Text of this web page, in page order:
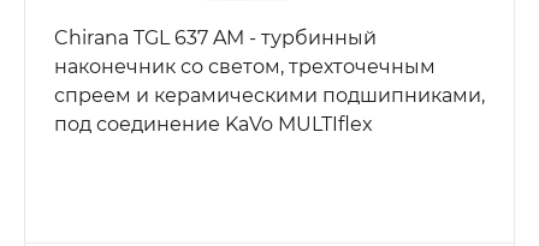
Chirana TGL 637 AM - турбинный
наконечник со светом, трехточечным
спреем и керамическими подшипниками,
под соединение KaVo MULTIflex